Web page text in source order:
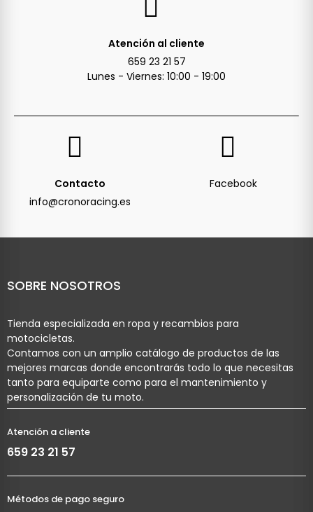
Atención al cliente
659 23 21 57
Lunes - Viernes: 10:00 - 19:00
Contacto
info@cronoracing.es
Facebook
SOBRE NOSOTROS
Tienda especializada en ropa y recambios para
motocicletas.
Contamos con un amplio catálogo de productos de las
mejores marcas donde encontrarás todo lo que necesitas
tanto para equiparte como para el mantenimiento y
personalización de tu moto.
Atención a cliente
659 23 21 57
Métodos de pago seguro